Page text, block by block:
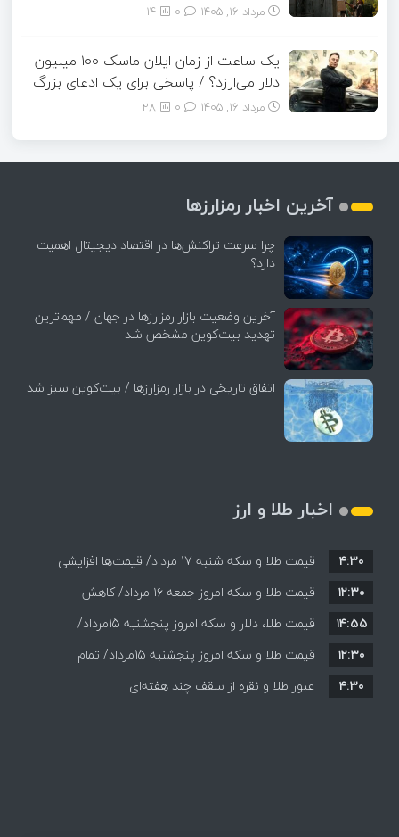
مرداد ۱۶, ۱۴۰۵ 14
یک ساعت از زمان ایلان ماسک ۱۰۰ میلیون
دلار می‌ارزد؟ / پاسخی برای یک ادعای بزرگ
مرداد ۱۶, ۱۴۰۵ 28
آخرین اخبار رمزارزها
چرا سرعت تراکنش‌ها در اقتصاد دیجیتال اهمیت
دارد؟
آخرین وضعیت بازار رمزارزها در جهان / مهم‌ترین
تهدید بیت‌کوین مشخص شد
اتفاق تاریخی در بازار رمزارزها / بیت‌کوین سبز شد
اخبار طلا و ارز
قیمت طلا و سکه شنبه 17 مرداد/ قیمت‌ها افزایشی
۴:۳۰
قیمت طلا و سکه امروز جمعه ۱۶ مرداد/ کاهش
قیمت ها+ جدول و جزییات
۱۲:۳۰
قیمت طلا، دلار و سکه امروز پنجشنبه 15مرداد/
افزایش قیمت ها + جدول
۱۴:۵۵
قیمت طلا و سکه امروز پنجشنبه 15مرداد/ تمام
قیمت ها بر مدار افزایش + جدول
۱۲:۳۰
عبور طلا و نقره از سقف چند هفته‌ای
۴:۳۰